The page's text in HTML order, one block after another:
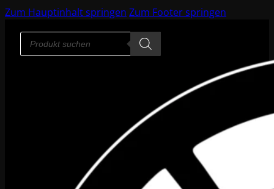
Zum Hauptinhalt springen Zum Footer springen
Products
search